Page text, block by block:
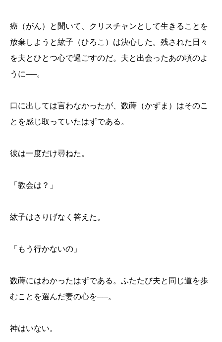
癌（がん）と聞いて、クリスチャンとして生きることを
放棄しようと紘子（ひろこ）は決心した。残された日々
を夫とひとつ心で過ごすのだ。夫と出会ったあの頃のよ
うに──。
口に出しては言わなかったが、数蒔（かずま）はそのこ
とを感じ取っていたはずである。
彼は一度だけ尋ねた。
「教会は？」
紘子はさりげなく答えた。
「もう行かないの」
数蒔にはわかったはずである。ふたたび夫と同じ道を歩
むことを選んだ妻の心を──。
神はいない。